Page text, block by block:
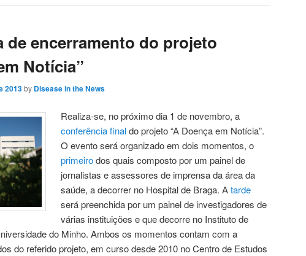
de encerramento do projeto
Notícia”
2013by Disease in the News
Realiza-se, no próximo dia 1 de novembro, a
conferência finaldo projeto “A Doença em Notícia”.
O evento será organizado em dois momentos, o
primeirodos quais composto por um painel de
jornalistas e assessores de imprensa da área da
saúde, a decorrer no Hospital de Braga. Atarde
será preenchida por um painel de investigadores de
várias instituições e que decorre no Instituto de
do Minho. Ambos os momentos contam com a
do referido projeto, em curso desde 2010 no Centro de Estudos